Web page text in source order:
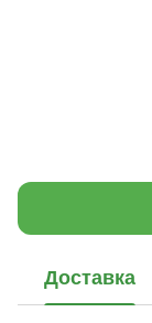
Доставка